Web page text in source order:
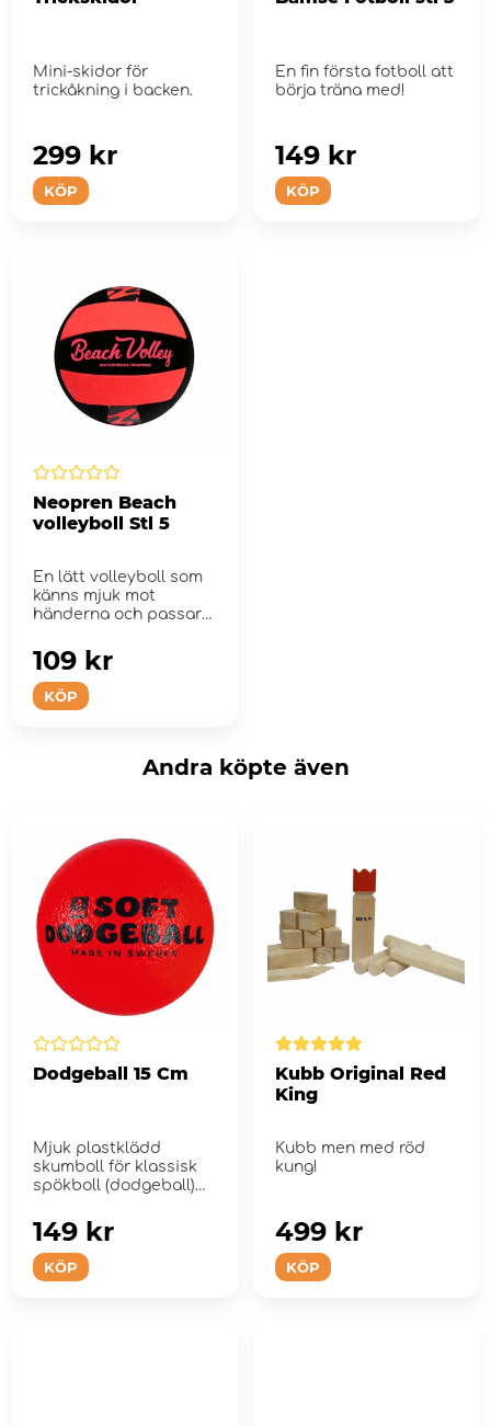
Mini-skidor för
trickåkning i backen.
KÖP
299 kr
En fin första fotboll att
börja träna med!
KÖP
149 kr
Neopren Beach
volleyboll Stl 5
En lätt volleyboll som
känns mjuk mot
händerna och passar
KÖP
109 kr
Andra köpte även
Dodgeball 15 Cm
Mjuk plastklädd
skumboll för klassisk
spökboll (dodgeball)
KÖP
149 kr
Kubb Original Red
King
Kubb men med röd
kung!
KÖP
499 kr